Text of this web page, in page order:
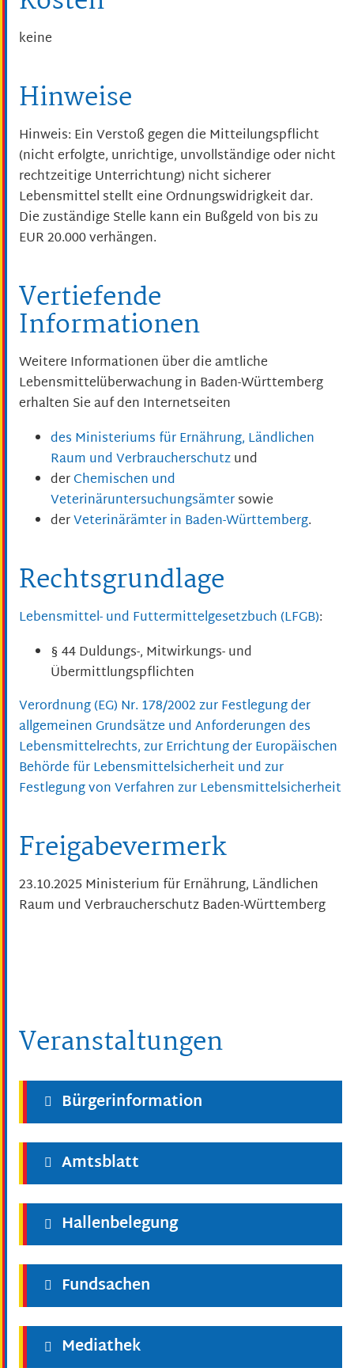
keine
Hinweise
Hinweis: Ein Verstoß gegen die Mitteilungspflicht
(nicht erfolgte, unrichtige, unvollständige oder nicht
rechtzeitige Unterrichtung) nicht sicherer
Lebensmittel stellt eine Ordnungswidrigkeit dar.
Die zuständige Stelle kann ein Bußgeld von bis zu
EUR 20.000 verhängen.
Vertiefende
Informationen
Weitere Informationen über die amtliche
Lebensmittelüberwachung in Baden-Württemberg
erhalten Sie auf den Internetseiten
des Ministeriums fürErnährung, Ländlichen
Raum und Verbraucherschutzund
derChemischen und
Veterinäruntersuchungsämtersowie
derVeterinärämter in Baden-Württemberg.
Rechtsgrundlage
Lebensmittel- und Futtermittelgesetzbuch (LFGB):
§ 44 Duldungs-, Mitwirkungs- und
Übermittlungspflichten
Verordnung (EG) Nr. 178/2002 zur Festlegung der
allgemeinen Grundsätze und Anforderungen des
Lebensmittelrechts, zur Errichtung der Europäischen
Behörde für Lebensmittelsicherheit und zur
Festlegung von Verfahren zur Lebensmittelsicherheit
Freigabevermerk
23.10.2025 Ministerium für Ernährung, Ländlichen
Raum und Verbraucherschutz Baden-Württemberg
Veranstaltungen
Bürgerinformation
Amtsblatt
Hallenbelegung
Fundsachen
Mediathek